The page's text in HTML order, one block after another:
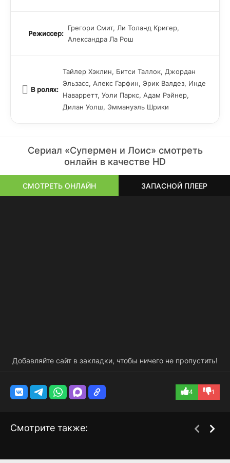
Режиссер:
Грегори Смит, Ли Толанд Кригер,
Александра Ла Рош
В ролях:
Тайлер Хэклин, Битси Таллок, Джордан
Эльзасс, Алекс Гарфин, Эрик Валдез, Инде
Наварретт, Уоли Паркс, Адам Рэйнер,
Дилан Уолш, Эммануэль Шрики
Сериал «Супермен и Лоис» смотреть
онлайн в качестве HD
СМОТРЕТЬ ОНЛАЙН ЗАПАСНОЙ ПЛЕЕР
Добавляйте сайт в закладки, чтобы ничего не пропустить!
4 1
Смотрите также: